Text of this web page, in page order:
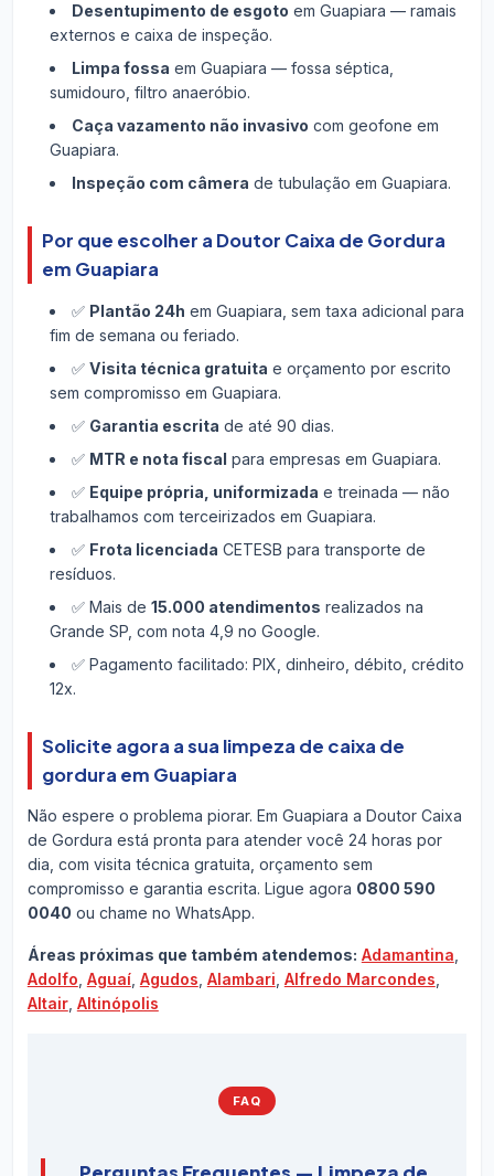
Desentupimento de esgoto em Guapiara — ramais
externos e caixa de inspeção.
Limpa fossa em Guapiara — fossa séptica,
sumidouro, filtro anaeróbio.
Caça vazamento não invasivo com geofone em
Guapiara.
Inspeção com câmera de tubulação em Guapiara.
Por que escolher a Doutor Caixa de Gordura
em Guapiara
✅ Plantão 24h em Guapiara, sem taxa adicional para
fim de semana ou feriado.
✅ Visita técnica gratuita e orçamento por escrito
sem compromisso em Guapiara.
✅ Garantia escrita de até 90 dias.
✅ MTR e nota fiscal para empresas em Guapiara.
✅ Equipe própria, uniformizada e treinada — não
trabalhamos com terceirizados em Guapiara.
✅ Frota licenciada CETESB para transporte de
resíduos.
✅ Mais de 15.000 atendimentos realizados na
Grande SP, com nota 4,9 no Google.
✅ Pagamento facilitado: PIX, dinheiro, débito, crédito
12x.
Solicite agora a sua limpeza de caixa de
gordura em Guapiara
Não espere o problema piorar. Em Guapiara a Doutor Caixa
de Gordura está pronta para atender você 24 horas por
dia, com visita técnica gratuita, orçamento sem
compromisso e garantia escrita. Ligue agora 0800 590
0040 ou chame no WhatsApp.
Áreas próximas que também atendemos: Adamantina
Adolfo Aguaí, Agudos Alambari Alfredo Marcondes
Altair, Altinópolis
FAQ